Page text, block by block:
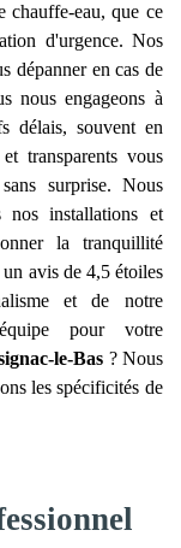
chauffe-eau, que ce
d'urgence. Nos
dépanner en cas de
nous engageons à
délais, souvent en
transparents vous
surprise. Nous
installations et
la tranquillité
avis de 4,5 étoiles
et de notre
pour votre
le-Bas ? Nous
les spécificités de